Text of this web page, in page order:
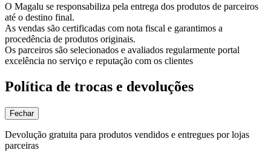
O Magalu se responsabiliza pela entrega dos produtos de parceiros
até o destino final.
As vendas são certificadas com nota fiscal e garantimos a
procedência de produtos originais.
Os parceiros são selecionados e avaliados regularmente portal
excelência no serviço e reputação com os clientes
Política de trocas e devoluções
Fechar
Devolução gratuita para produtos vendidos e entregues por lojas
parceiras